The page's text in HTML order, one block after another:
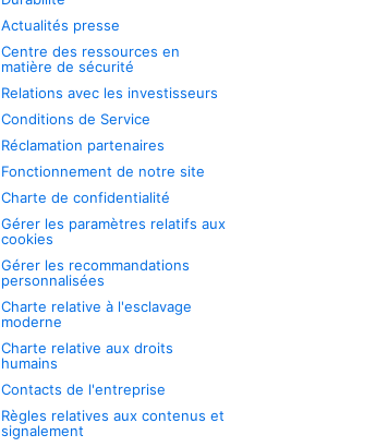
Actualités presse
Centre des ressources en
matière de sécurité
Relations avec les investisseurs
Conditions de Service
Réclamation partenaires
Fonctionnement de notre site
Charte de confidentialité
Gérer les paramètres relatifs aux
cookies
Gérer les recommandations
personnalisées
Charte relative à l'esclavage
moderne
Charte relative aux droits
humains
Contacts de l'entreprise
Règles relatives aux contenus et
signalement